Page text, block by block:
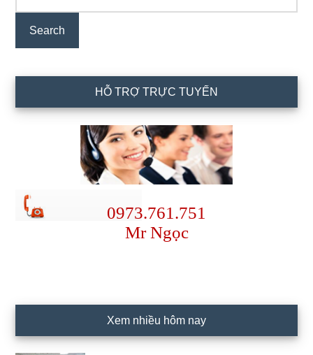
Sidebar
HỖ TRỢ TRỰC TUYẾN
0973.761.751
Mr Ngọc
Xem nhiều hôm nay